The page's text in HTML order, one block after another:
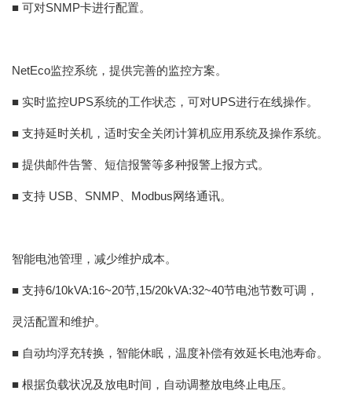
■ 可对SNMP卡进行配置。
NetEco监控系统，提供完善的监控方案。
■ 实时监控UPS系统的工作状态，可对UPS进行在线操作。
■ 支持延时关机，适时安全关闭计算机应用系统及操作系统。
■ 提供邮件告警、短信报警等多种报警上报方式。
■ 支持 USB、SNMP、Modbus网络通讯。
智能电池管理，减少维护成本。
■ 支持6/10kVA:16~20节,15/20kVA:32~40节电池节数可调，
灵活配置和维护。
■ 自动均浮充转换，智能休眠，温度补偿有效延长电池寿命。
■ 根据负载状况及放电时间，自动调整放电终止电压。